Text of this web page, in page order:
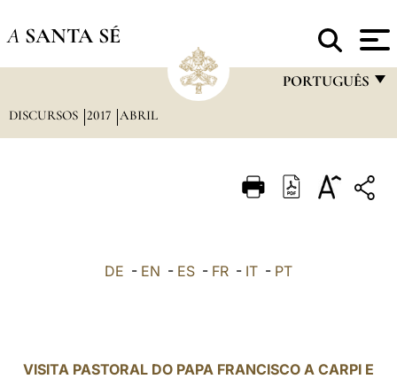
A SANTA SÉ
PORTUGUÊS
ITALIANO
DISCURSOS 2017 ABRIL
DE - EN - ES - FR - IT - PT
VISITA PASTORAL DO PAPA FRANCISCO A CARPI E